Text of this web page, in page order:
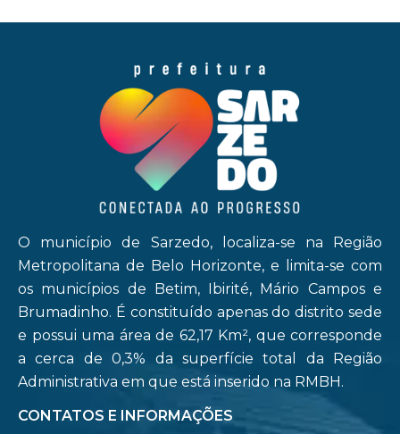
O município de Sarzedo, localiza-se na Região
Metropolitana de Belo Horizonte, e limita-se com
os municípios de Betim, Ibirité, Mário Campos e
Brumadinho. É constituído apenas do distrito sede
e possui uma área de 62,17 Km², que corresponde
a cerca de 0,3% da superfície total da Região
Administrativa em que está inserido na RMBH.
CONTATOS E INFORMAÇÕES